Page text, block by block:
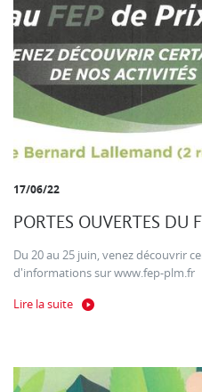
17/06/22
PORTES OUVERTES DU
Du 20 au 25 juin, venez découvrir
d'informations sur www.fep-plm.fr
Lire la suite